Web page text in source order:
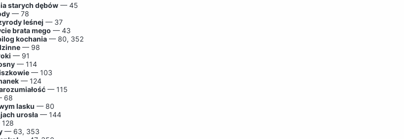
starych dębów — 45
— 78
leśnej — 37
brata mego — 43
kochania — 80, 352
— 98
— 91
— 114
— 103
— 124
— 115
68
lasku — 80
urosła — 144
— 63, 353